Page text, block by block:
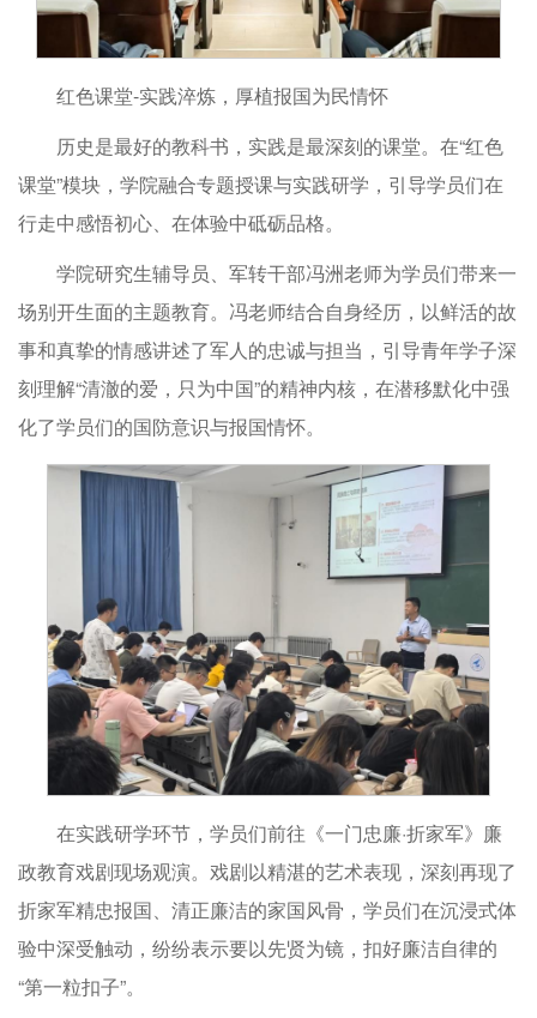
红色课堂-实践淬炼，厚植报国为民情怀
历史是最好的教科书，实践是最深刻的课堂。在“红色
课堂”模块，学院融合专题授课与实践研学，引导学员们在
行走中感悟初心、在体验中砥砺品格。
学院研究生辅导员、军转干部冯洲老师为学员们带来一
场别开生面的主题教育。冯老师结合自身经历，以鲜活的故
事和真挚的情感讲述了军人的忠诚与担当，引导青年学子深
刻理解“清澈的爱，只为中国”的精神内核，在潜移默化中强
化了学员们的国防意识与报国情怀。
在实践研学环节，学员们前往《一门忠廉·折家军》廉
政教育戏剧现场观演。戏剧以精湛的艺术表现，深刻再现了
折家军精忠报国、清正廉洁的家国风骨，学员们在沉浸式体
验中深受触动，纷纷表示要以先贤为镜，扣好廉洁自律的
“第一粒扣子”。